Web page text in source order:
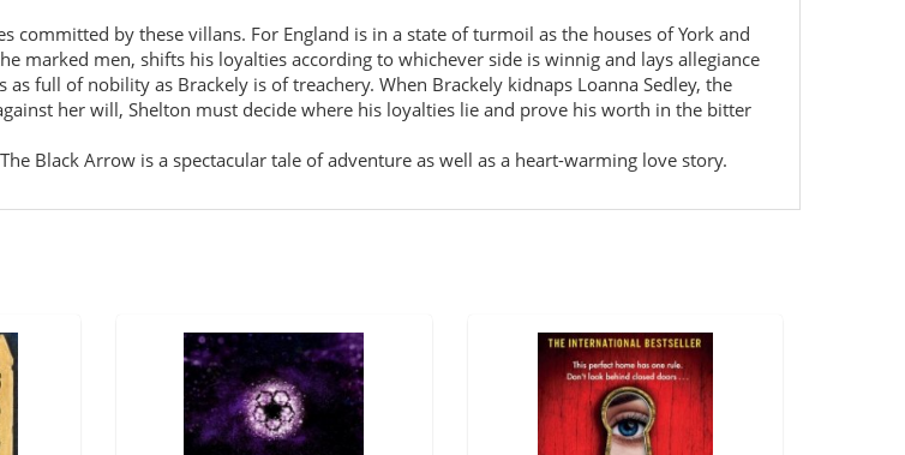
by these villans. For England is in a state of turmoil as the houses of York and
marked men, shifts his loyalties according to whichever side is winnig and lays allegiance
full of nobility as Brackely is of treachery. When Brackely kidnaps Loanna Sedley, the
her will, Shelton must decide where his loyalties lie and prove his worth in the bitter
Black Arrow is a spectacular tale of adventure as well as a heart-warming love story.